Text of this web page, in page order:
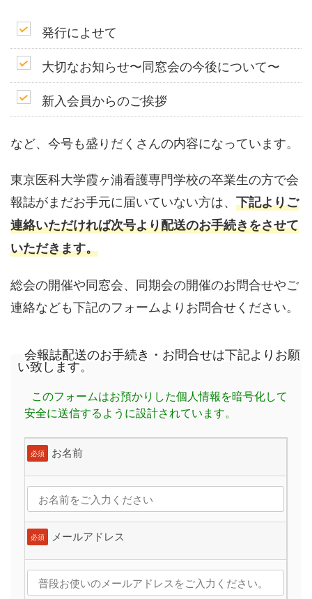
発行によせて
大切なお知らせ〜同窓会の今後について〜
新入会員からのご挨拶
など、今号も盛りだくさんの内容になっています。
東京医科大学霞ヶ浦看護専門学校の卒業生の方で会
報誌がまだお手元に届いていない方は、 下記よりご
連絡いただければ次号より配送のお手続きをさせて
いただきます。
総会の開催や同窓会、同期会の開催のお問合せやご
連絡なども下記のフォームよりお問合せください。
会報誌配送のお手続き・お問合せは下記よりお願
い致します。
このフォームはお預かりした個人情報を暗号化して
安全に送信するように設計されています。
必須 お名前
必須 メールアドレス